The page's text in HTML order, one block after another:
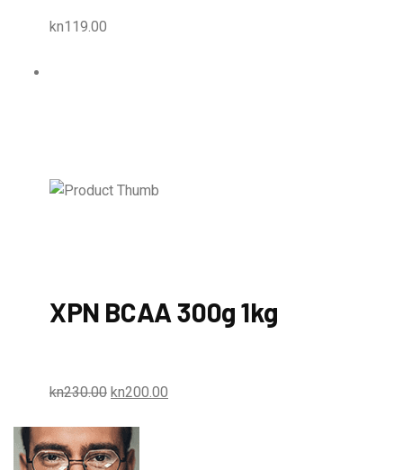
kn119.00
XPN BCAA 300g 1kg
kn230.00 kn200.00